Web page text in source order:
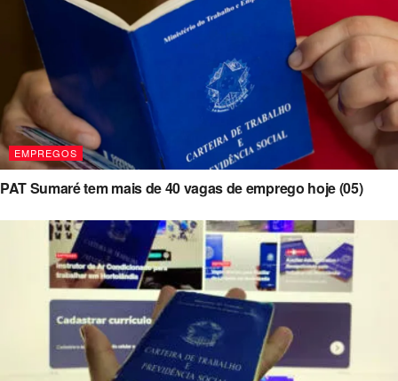
EMPREGOS
PAT Sumaré tem mais de 40 vagas de emprego hoje (05)